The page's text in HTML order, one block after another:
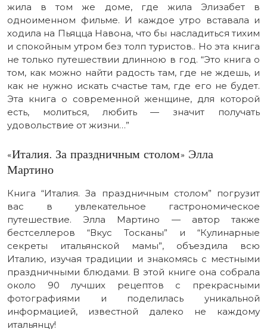
жила в том же доме, где жила Элизабет в
одноименном фильме. И каждое утро вставала и
ходила на Пьяцца Навона, что бы насладиться тихим
и спокойным утром без толп туристов.. Но эта книга
не только путешествии длинною в год. “Это книга о
том, как можно найти радость там, где не ждешь, и
как не нужно искать счастье там, где его не будет.
Эта книга о современной женщине, для которой
есть, молиться, любить — значит получать
удовольствие от жизни…”
«Италия. За праздничным столом» Элла
Мартино
Книга “Италия. За праздничным столом” погрузит
вас в увлекательное гастрономическое
путешествие. Элла Мартино — автор также
бестселлеров “Вкус Тосканы” и “Кулинарные
секреты итальянской мамы”, объездила всю
Италию, изучая традиции и знакомясь с местными
праздничными блюдами. В этой книге она собрала
около 90 лучших рецептов с прекрасными
фотографиями и поделилась уникальной
информацией, известной далеко не каждому
итальянцу!